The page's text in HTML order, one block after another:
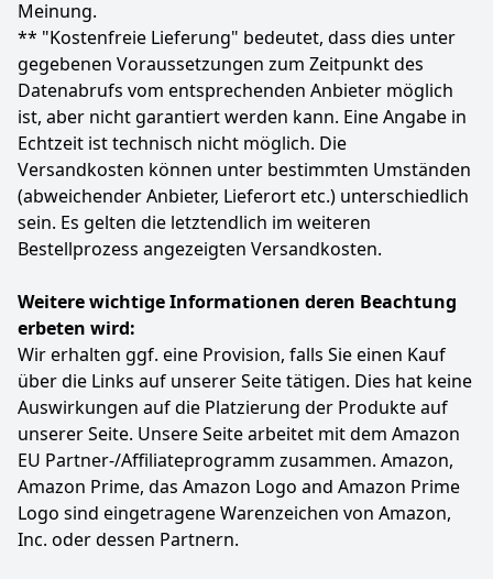
Anzeigen
Tiefenentspannung. Als augenkissen mit lavendel
schafft es Dunkelheit, Geborgenheit und Fokus auf
das Wesentliche
MOMENT NUR FÜR DICH: Das Yoga Augenkissen
Lavendel schafft einen sanften Moment der Stille. Für
Meditation, Self‑Care oder als liebevoll ausgewählte
Geschenkidee bringt dieses Augenkissen mit Lavendel
spürbare Entspannung
PRODUKTINFO: Das Augenkissen ist 22 × 10 cm groß
und wiegt etwa 260 g. Der Bezug ist abnehmbar und
bei 30 °C waschbar. Bezug und Inlett bestehen aus
Lavendel. Erhältlich in mehreren Designs
Unsere Mission: Wir glauben, dass Yoga, Meditation &
Achtsamkeit für jeden ist. Teste unsere
Meditationskissen & Zabuton Meditationsmatte ohne
Risiko! Bei Unzufriedenheit bieten wir Dir unsere
100% Zufriedenheitsgarantie. Kontaktiere uns & wir
helfen Dir gerne weiter!
Farbe Hersteller Gewicht
Natur Inner Peace 200 g
1095 €
Meinung.
** "Kostenfreie Lieferung" bedeutet, dass dies unter
gegebenen Voraussetzungen zum Zeitpunkt des
Datenabrufs vom entsprechenden Anbieter möglich
ist, aber nicht garantiert werden kann. Eine Angabe in
Echtzeit ist technisch nicht möglich. Die
Versandkosten können unter bestimmten Umständen
(abweichender Anbieter, Lieferort etc.) unterschiedlich
sein. Es gelten die letztendlich im weiteren
Bestellprozess angezeigten Versandkosten.
Weitere wichtige Informationen deren Beachtung
erbeten wird:
Wir erhalten ggf. eine Provision, falls Sie einen Kauf
über die Links auf unserer Seite tätigen. Dies hat keine
Auswirkungen auf die Platzierung der Produkte auf
unserer Seite. Unsere Seite arbeitet mit dem Amazon
EU Partner-/Affiliateprogramm zusammen. Amazon,
Amazon Prime, das Amazon Logo and Amazon Prime
Logo sind eingetragene Warenzeichen von Amazon,
Inc. oder dessen Partnern.